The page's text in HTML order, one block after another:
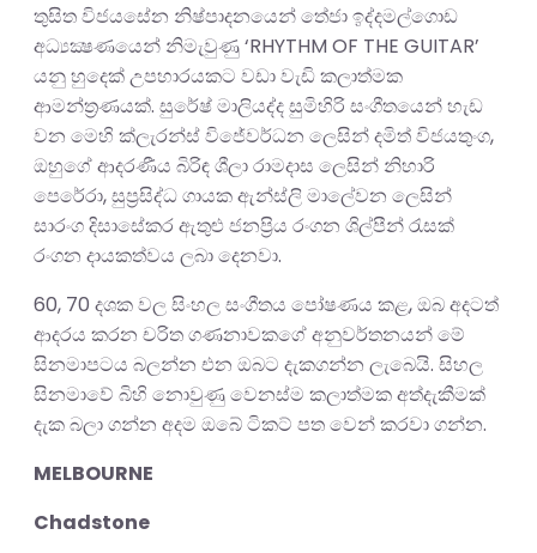
තුසිත විජයසේන නිෂ්පාදනයෙන් තේජා ඉද්දමල්ගොඩ
අධ්‍යක්‍ෂණයෙන් නිමැවුණු ‘RHYTHM OF THE GUITAR’
යනු හුදෙක් උපහාරයකට වඩා වැඩි කලාත්මක
ආමන්ත්‍රණයක්. සුරේෂ් මාලියද්ද සුමිහිරි සංගීතයෙන් හැඩ
වන මෙහි ක්ලැරන්ස් විජේවර්ධන ලෙසින් දමිත් විජයතුංග,
ඔහුගේ ආදරණීය බිරිඳ ශීලා රාමදාස ලෙසින් නිහාරි
පෙරේරා, සුප්‍රසිද්ධ ගායක ඇන්ස්ලි මාලේවන ලෙසින්
සාරංග දිසාසේකර ඇතුළු ජනප්‍රිය රංගන ශිල්පීන් රැසක්
රංගන දායකත්වය ලබා දෙනවා.
60, 70 දශක වල සිංහල සංගීතය පෝෂණය කළ, ඔබ අදටත්
ආදරය කරන චරිත ගණනාවකගේ අනුවර්තනයන් මේ
සිනමාපටය බලන්න එන ඔබට දැකගන්න ලැබෙයි. සිහල
සිනමාවේ බිහි නොවුණු වෙනස්ම කලාත්මක අත්දැකීමක්
දැක බලා ගන්න අදම ඔබේ ටිකට් පත වෙන් කරවා ගන්න.
MELBOURNE
Chadstone